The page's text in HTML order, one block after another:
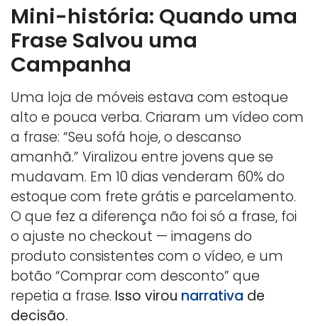
Mini-história: Quando uma
Frase Salvou uma
Campanha
Uma loja de móveis estava com estoque
alto e pouca verba. Criaram um vídeo com
a frase: “Seu sofá hoje, o descanso
amanhã.” Viralizou entre jovens que se
mudavam. Em 10 dias venderam 60% do
estoque com frete grátis e parcelamento.
O que fez a diferença não foi só a frase, foi
o ajuste no checkout — imagens do
produto consistentes com o vídeo, e um
botão “Comprar com desconto” que
repetia a frase. Isso virou narrativa de
decisão.